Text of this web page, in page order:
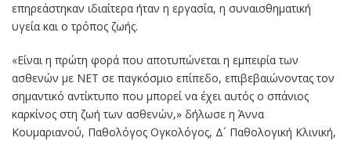
επηρεάστηκαν ιδιαίτερα ήταν η εργασία, η συναισθηματική
υγεία και ο τρόπος ζωής.
«Είναι η πρώτη φορά που αποτυπώνεται η εμπειρία των
ασθενών με ΝΕΤ σε παγκόσμιο επίπεδο, επιβεβαιώνοντας τον
σημαντικό αντίκτυπο που μπορεί να έχει αυτός ο σπάνιος
καρκίνος στη ζωή των ασθενών,» δήλωσε η Άννα
Κουμαριανού, Παθολόγος Ογκολόγος, Δ´ Παθολογική Κλινική,